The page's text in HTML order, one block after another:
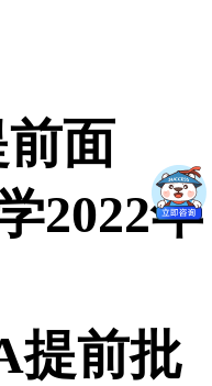
面
2022年
提前批